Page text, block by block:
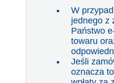
W
jednego z
Państwo
towaru
Jeśli
oznacza